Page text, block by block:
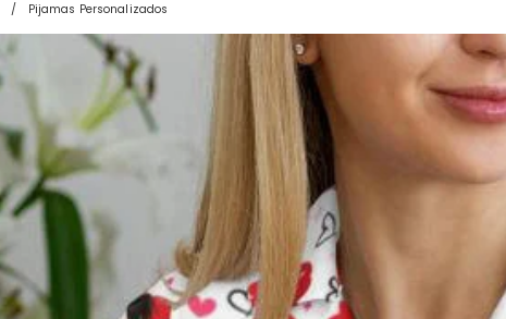
Pijamas Personalizados